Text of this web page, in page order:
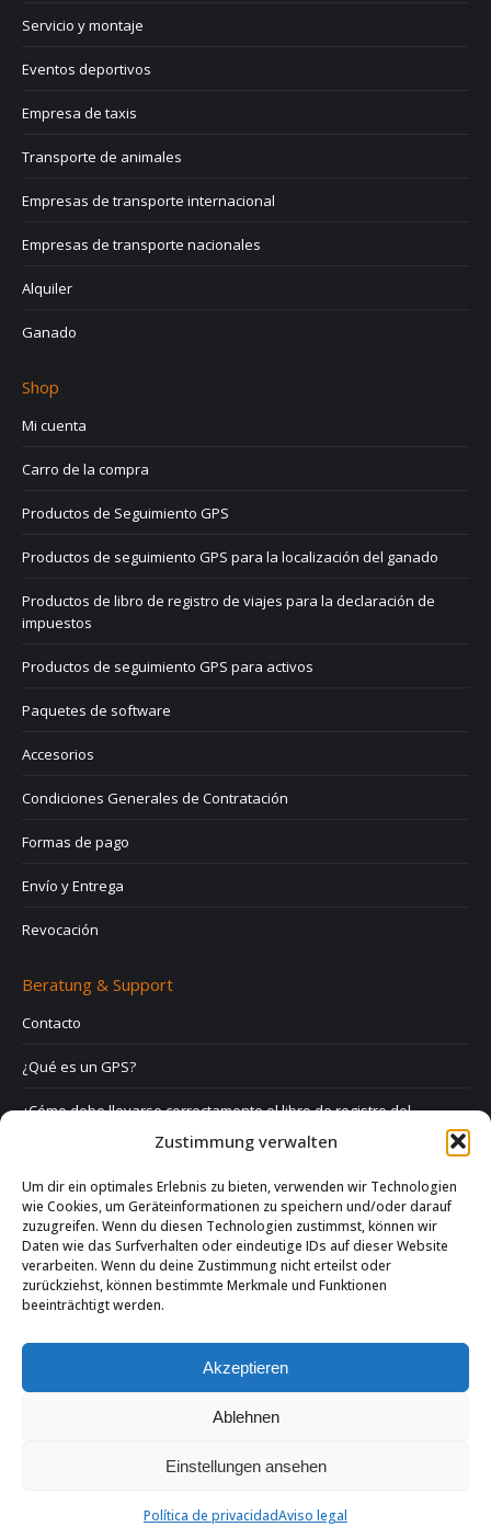
Zustimmung verwalten
Um dir ein optimales Erlebnis zu bieten, verwenden wir Technologien
wie Cookies, um Geräteinformationen zu speichern und/oder darauf
zuzugreifen. Wenn du diesen Technologien zustimmst, können wir
Daten wie das Surfverhalten oder eindeutige IDs auf dieser Website
verarbeiten. Wenn du deine Zustimmung nicht erteilst oder
zurückziehst, können bestimmte Merkmale und Funktionen
beeinträchtigt werden.
Akzeptieren
Ablehnen
Einstellungen ansehen
Política de privacidadAviso legal
Servicio y montaje
Eventos deportivos
Empresa de taxis
Transporte de animales
Empresas de transporte internacional
Empresas de transporte nacionales
Alquiler
Ganado
Shop
Mi cuenta
Carro de la compra
Productos de Seguimiento GPS
Productos de seguimiento GPS para la localización del ganado
Productos de libro de registro de viajes para la declaración de
impuestos
Productos de seguimiento GPS para activos
Paquetes de software
Accesorios
Condiciones Generales de Contratación
Formas de pago
Envío y Entrega
Revocación
Beratung & Support
Contacto
¿Qué es un GPS?
¿Cómo debe llevarse correctamente el libro de registro del
Derecho y GPS
Preguntas frecuentes
Formulario de contacto
Aviso legal
Política de privacidad